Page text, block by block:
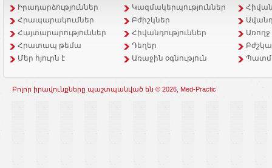
Իրադարձություններ
Կազմակերպություններ
Հրապարակումներ
Բժիշկներ
Հայտարարություններ
Հիվանդություններ
Հրատապ թեմա
Դեղեր
Մեր հյուրն է
Առաջին օգնություն
Բոլոր իրավունքները պաշտպանված են © 2026, Med-Practic